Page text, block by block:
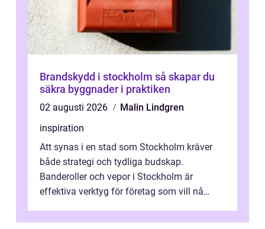
Brandskydd i stockholm så skapar du
säkra byggnader i praktiken
02 augusti 2026
Malin Lindgren
inspiration
Att synas i en stad som Stockholm kräver
både strategi och tydliga budskap.
Banderoller och vepor i Stockholm är
effektiva verktyg för företag som vill nå